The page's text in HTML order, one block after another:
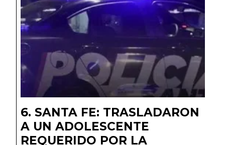
SANTA FE: TRASLADARON
A UN ADOLESCENTE
REQUERIDO POR LA